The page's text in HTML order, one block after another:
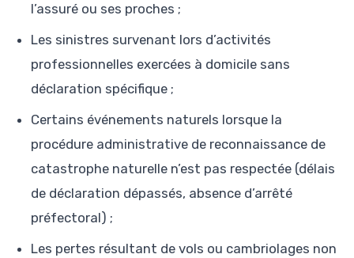
l’assuré ou ses proches ;
Les sinistres survenant lors d’activités
professionnelles exercées à domicile sans
déclaration spécifique ;
Certains événements naturels lorsque la
procédure administrative de reconnaissance de
catastrophe naturelle n’est pas respectée (délais
de déclaration dépassés, absence d’arrêté
préfectoral) ;
Les pertes résultant de vols ou cambriolages non